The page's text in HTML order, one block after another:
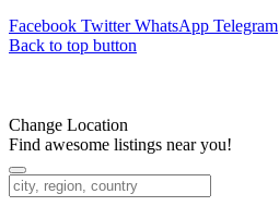
Facebook Twitter WhatsApp Telegram
Back to top button
Change Location
Find awesome listings near you!
Change Location